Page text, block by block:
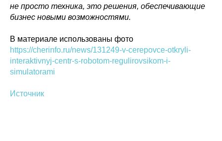
не просто техника, это решения, обеспечивающие
бизнес новыми возможностями.
В материале использованы фото
https://cherinfo.ru/news/131249-v-cerepovce-otkryli-
interaktivnyj-centr-s-robotom-regulirovsikom-i-
simulatorami
Источник